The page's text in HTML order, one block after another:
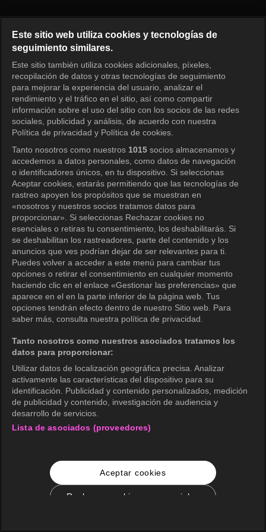
Iniciar sesión
Este sitio web utiliza cookies y tecnologías de
seguimiento similares.
Este sitio también utiliza cookies adicionales, píxeles,
recopilación de datos y otras tecnologías de seguimiento
para mejorar la experiencia del usuario, analizar el
rendimiento y el tráfico en el sitio, así como compartir
información sobre el uso del sitio con los socios de las redes
sociales, publicidad y análisis, de acuerdo con nuestra
Política de privacidad y Política de cookies.
Tanto nosotros como nuestros 1015 socios almacenamos y
accedemos a datos personales, como datos de navegación
o identificadores únicos, en tu dispositivo. Si seleccionas
Aceptar cookies, estarás permitiendo que las tecnologías de
rastreo apoyen los propósitos que se muestran en
«nosotros y nuestros socios tratamos datos para
proporcionar». Si seleccionas Rechazar cookies no
esenciales o retiras tu consentimiento, los deshabilitarás. Si
se deshabilitan los rastreadores, parte del contenido y los
anuncios que ves podrían dejar de ser relevantes para ti.
Puedes volver a acceder a este menú para cambiar tus
opciones o retirar el consentimiento en cualquier momento
haciendo clic en el enlace «Gestionar las preferencias» que
aparece en el en la parte inferior de la página web. Tus
opciones tendrán efecto dentro de nuestro Sitio web. Para
saber más, consulta nuestra política de privacidad.
Tanto nosotros como nuestros asociados tratamos los
datos para proporcionar:
Utilizar datos de localización geográfica precisa. Analizar
activamente las características del dispositivo para su
identificación. Publicidad y contenido personalizados, medición
de publicidad y contenido, investigación de audiencia y
desarrollo de servicios.
Lista de asociados (proveedores)
Aceptar cookies
Rechazar cookies no esenciales